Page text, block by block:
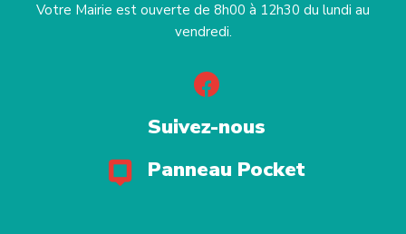
Votre Mairie est ouverte de 8h00 à 12h30 du lundi au
vendredi.
Suivez-nous
Panneau Pocket